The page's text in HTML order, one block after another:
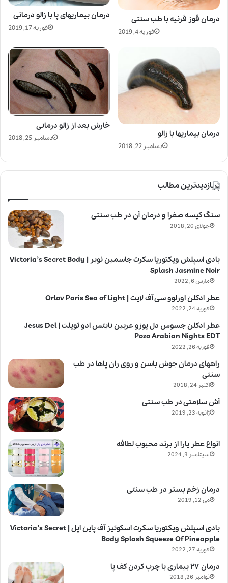
درمان بیماریهای پا با زالو درمانی
فوریه 17, 2019
درمان قوز قرنیه با طب سنتی
فوریه 4, 2019
خارش بعد از زالو درمانی
دسامبر 25, 2018 درمان بیماریها با زالو
دسامبر 22, 2018
پربازدیدترین مطالب
سنگ کیسه صفرا و درمان آن در طب سنتی
جولای 20, 2018
بادی اسپلش ویکتوریا سکرت جاسمین نویر | Victoria’s Secret Body
Splash Jasmine Noir
مارس 6, 2022
عطر ادکلن اورلوو سی آف لایت | Orlov Paris Sea of Light
فوریه 24, 2022
عطر ادکلن جسوس دل پوزو عربین نایتس ادو تویلت | Jesus Del
Pozo Arabian Nights EDT
فوریه 26, 2022
راههای درمان جوش باسن و روی ران پاها در طب
سنتی
اکتبر 24, 2018
آش سلامتی در طب سنتی
ژانویه 23, 2019
انواع عطر یارا از برند محبوب لطافه
سپتامبر 3, 2024
درمان زخم بستر در طب سنتی
می 12, 2019
بادی اسپلش ویکتوریا سکرت اسکوئیز آف پاین اپل | Victoria’s Secret
Body Splash Squeeze Of Pineapple
فوریه 27, 2022
درمان ۲۷ بیماری با چرپ کردن کف پا
نوامبر 26, 2018